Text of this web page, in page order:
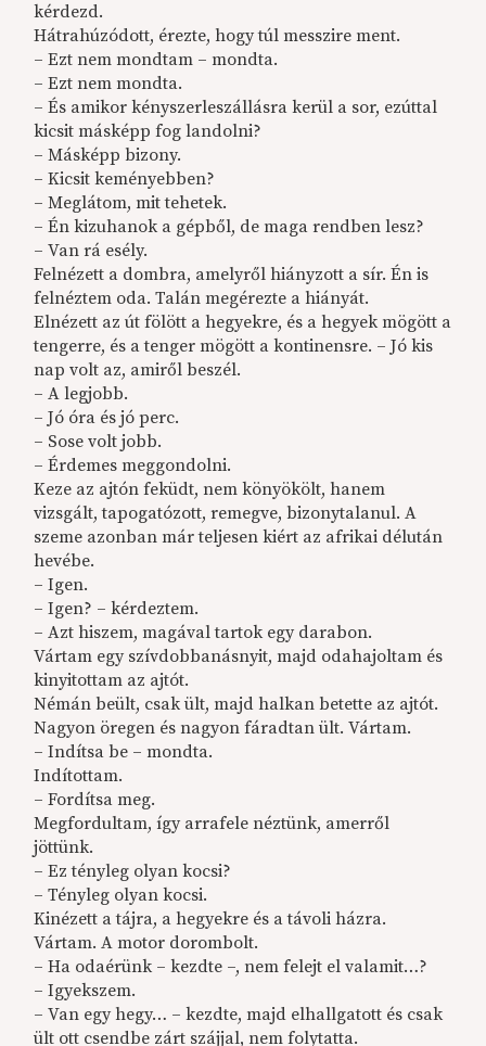
kérdezd.
Hátrahúzódott, érezte, hogy túl messzire ment.
– Ezt nem mondtam – mondta.
– Ezt nem mondta.
– És amikor kényszerleszállásra kerül a sor, ezúttal
kicsit másképp fog landolni?
– Másképp bizony.
– Kicsit keményebben?
– Meglátom, mit tehetek.
– Én kizuhanok a gépből, de maga rendben lesz?
– Van rá esély.
Felnézett a dombra, amelyről hiányzott a sír. Én is
felnéztem oda. Talán megérezte a hiányát.
Elnézett az út fölött a hegyekre, és a hegyek mögött a
tengerre, és a tenger mögött a kontinensre. – Jó kis
nap volt az, amiről beszél.
– A legjobb.
– Jó óra és jó perc.
– Sose volt jobb.
– Érdemes meggondolni.
Keze az ajtón feküdt, nem könyökölt, hanem
vizsgált, tapogatózott, remegve, bizonytalanul. A
szeme azonban már teljesen kiért az afrikai délután
hevébe.
– Igen.
– Igen? – kérdeztem.
– Azt hiszem, magával tartok egy darabon.
Vártam egy szívdobbanásnyit, majd odahajoltam és
kinyitottam az ajtót.
Némán beült, csak ült, majd halkan betette az ajtót.
Nagyon öregen és nagyon fáradtan ült. Vártam.
– Indítsa be – mondta.
Indítottam.
– Fordítsa meg.
Megfordultam, így arrafele néztünk, amerről
jöttünk.
– Ez tényleg olyan kocsi?
– Tényleg olyan kocsi.
Kinézett a tájra, a hegyekre és a távoli házra.
Vártam. A motor dorombolt.
– Ha odaérünk – kezdte –, nem felejt el valamit…?
– Igyekszem.
– Van egy hegy… – kezdte, majd elhallgatott és csak
ült ott csendbe zárt szájjal, nem folytatta.